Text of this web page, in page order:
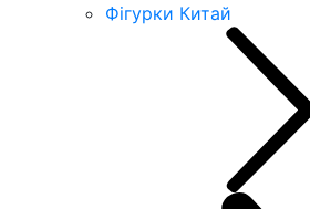
Фігурки Китай